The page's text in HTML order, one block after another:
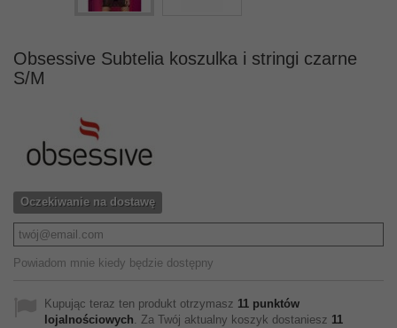
Obsessive Subtelia koszulka i stringi czarne
S/M
Oczekiwanie na dostawę
Powiadom mnie kiedy będzie dostępny
Kupując teraz ten produkt otrzymasz 11 punktów
lojalnościowych. Za Twój aktualny koszyk dostaniesz 11